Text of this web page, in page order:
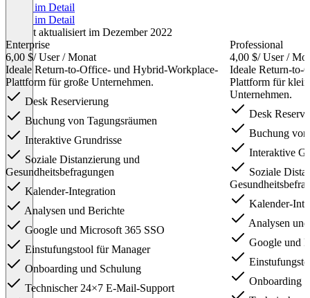
Preise im Detail
Preise im Detail
Zuletzt aktualisiert im Dezember 2022
Enterprise
6,00 $/ User / Monat
Ideale Return-to-Office- und Hybrid-Workplace-
Plattform für große Unternehmen.
Desk Reservierung
Buchung von Tagungsräumen
Interaktive Grundrisse
Soziale Distanzierung und
Gesundheitsbefragungen
Kalender-Integration
Analysen und Berichte
Google und Microsoft 365 SSO
Einstufungstool für Manager
Onboarding und Schulung
Technischer 24×7 E-Mail-Support
Professional
4,00 $/ User /
Ideale Return-to-
Plattform für
Unternehmen.
Desk
Buchung von
Interaktive
Soziale
Kalender-
Analysen
Google und
Onboarding